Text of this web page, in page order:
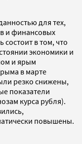
для тех,
и финансовых
состоит в том, что
экономики и
и ярым
в марте
резко снижены,
показатели
курса рубля).
повышены.